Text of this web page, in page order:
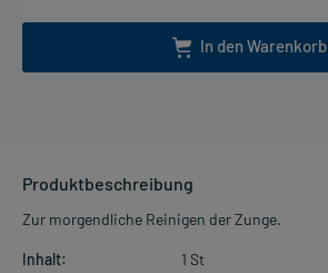
In den Warenkorb
Produktbeschreibung
Zur morgendliche Reinigen der Zunge.
Inhalt:
1 St